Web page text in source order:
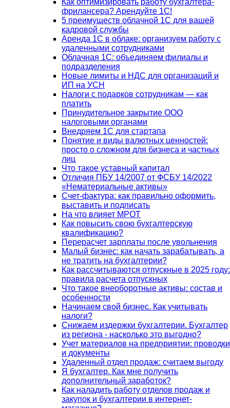
Как оптимизировать работу бухгалтера-
фрилансера? Арендуйте 1С!
5 преимуществ облачной 1С для вашей
кадровой службы
Аренда 1С в облаке: организуем работу с
удаленными сотрудниками
Облачная 1С: объединяем филиалы и
подразделения
Новые лимиты и НДС для организаций и
ИП на УСН
Налоги с подарков сотрудникам — как
платить
Принудительное закрытие ООО
налоговыми органами
Внедряем 1С для стартапа
Понятие и виды валютных ценностей:
просто о сложном для бизнеса и частных
лиц
Что такое уставный капитал
Отличия ПБУ 14/2007 от ФСБУ 14/2022
«Нематериальные активы»
Счет-фактура: как правильно оформить,
выставить и подписать
На что влияет МРОТ
Как повысить свою бухгалтерскую
квалификацию?
Перерасчет зарплаты после увольнения
Малый бизнес: как начать зарабатывать, а
не тратить на бухгалтерии?
Как рассчитываются отпускные в 2025 году:
правила расчета отпускных
Что такое внеоборотные активы: состав и
особенности
Начинаем свой бизнес. Как учитывать
налоги?
Снижаем издержки бухгалтерии. Бухгалтер
из региона - насколько это выгодно?
Учет материалов на предприятии: проводки
и документы
Удаленный отдел продаж: считаем выгоду
Я бухгалтер. Как мне получить
дополнительный заработок?
Как наладить работу отделов продаж и
закупок и бухгалтерии в интернет-